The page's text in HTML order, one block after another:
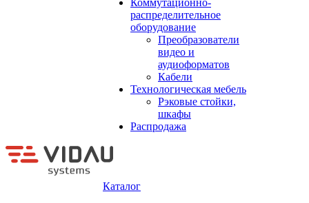
Коммутационно-
распределительное
оборудование
Преобразователи
видео и
аудиоформатов
Кабели
Технологическая мебель
Рэковые стойки,
шкафы
Распродажа
Каталог